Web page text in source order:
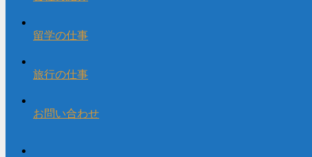
留学の仕事
旅行の仕事
お問い合わせ